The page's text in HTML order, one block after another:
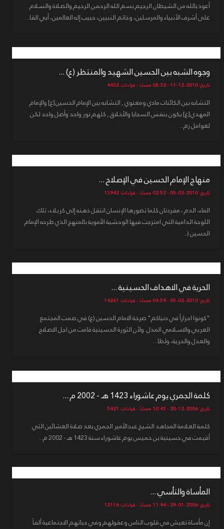
أعوذ بالله من الشيطان الرجيم بسم الله الرحمن الرحيم والصلاة والسلام
على أشرف الأنبياء والمرسلين، وخاتم النبيين، حبيب إله العالمين، أبي القا...
وجوه الشبه بين الحسين الشهيد والمنتظر (ع) ...
تاريخ: 2010-12-11 - 08:32 مساءً - قراءات: 4432
التشابه بين الكائنات مادي ومعنوي , التشابه بين الإمام الحسين [ع] والإمام
المهدي [ع] يكون بنفس السجايا والأخلاق , كلهم نور واحد وأصل واحد لكن
لعوامل زم...
منهاج الإمام الحسين في الإصلاح ...
تاريخ: 2010-02-05 - 02:52 مساءً - قراءات: 13942
الماء، الدم ، مفردتان كلما تصورها الإنسان انتقل ذهنه إلى كربلاء، تلك
اللوحة الدامية التي امتزجت فيها الوحشية الأموية بالمنهج الذي طرحه الإمام
الحسين (...
الحرية في الاهداف الحسينية ...
تاريخ: 2010-02-05 - 04:59 مساءً - قراءات: 14261
"كونوا احراراً في دنياكم" صرخة الامام الحسين (ع) في صمت المجتمع
العربي والاسلامي المذل. ولأن الثورة الحسينية قامت من اجل الاصلاح
والعدل والحرية، ولطا...
كلمة الجمري يوم عاشوراء 1423 هـ - 2002 م ...
تاريخ: 2006-12-20 - 10:43 مساءً - قراءات: 5421
كلمة العلامة المجاهد الشيخ عبدالأمير الجمري بعد صلاة العشائين التي
أقيمت في حسينية بن خميس يوم عاشوراء سنة 1423 هـ - 2002 م...
المأساة والتأسي ...
تاريخ: 2006-01-29 - 11:44 مساءً - قراءات: 12116
إن مأساة تعيش في قلوب الناس وعقولهم وفي حياتهم الاجتماعية ألفاً